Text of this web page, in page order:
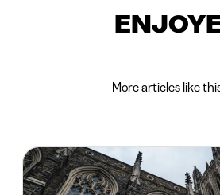
More articles like